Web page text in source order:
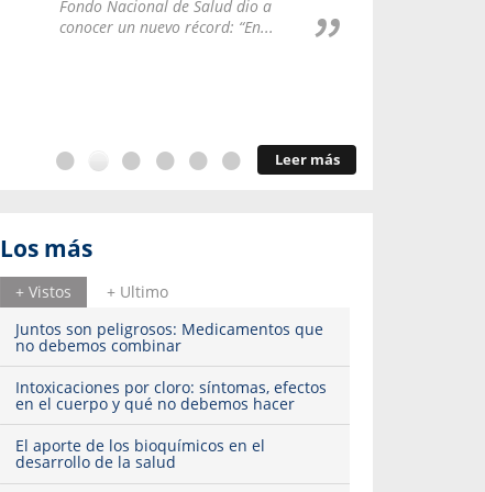
Fondo Nacional de Salud dio a
conocer un nuevo récord: “En...
Leer más
Los más
+ Vistos
+ Ultimo
Juntos son peligrosos: Medicamentos que
no debemos combinar
Intoxicaciones por cloro: síntomas, efectos
en el cuerpo y qué no debemos hacer
El aporte de los bioquímicos en el
desarrollo de la salud